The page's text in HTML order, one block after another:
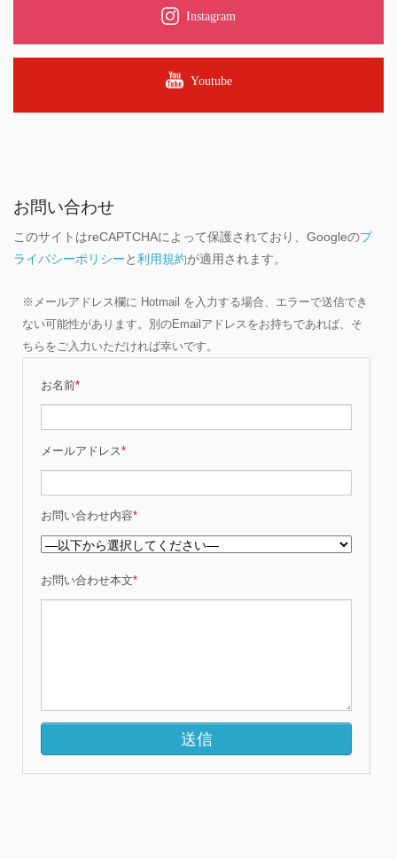
Instagram
Youtube
お問い合わせ
このサイトはreCAPTCHAによって保護されており、Googleのプ
ライバシーポリシーと利用規約が適用されます。
※メールアドレス欄に Hotmail を入力する場合、エラーで送信でき
ない可能性があります。別のEmailアドレスをお持ちであれば、そ
ちらをご入力いただければ幸いです。
お名前*
メールアドレス*
お問い合わせ内容*
お問い合わせ本文*